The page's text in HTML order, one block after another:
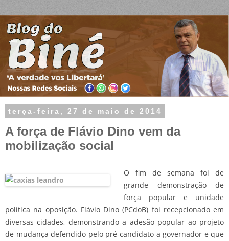
terça-feira, 27 de maio de 2014
A força de Flávio Dino vem da
mobilização social
O fim de semana foi de
grande demonstração de
força popular e unidade
política na oposição. Flávio Dino (PCdoB) foi recepcionado em
diversas cidades, demonstrando a adesão popular ao projeto
de mudança defendido pelo pré-candidato a governador e que